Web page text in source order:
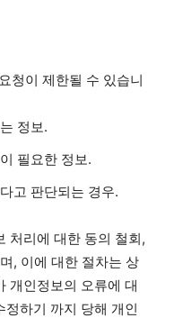
청이 제한될 수 있습니
정보.
필요한 정보.
고 판단되는 경우.
처리에 대한 동의 철회,
, 이에 대한 절차는 상
개인정보의 오류에 대
하기 까지 당해 개인